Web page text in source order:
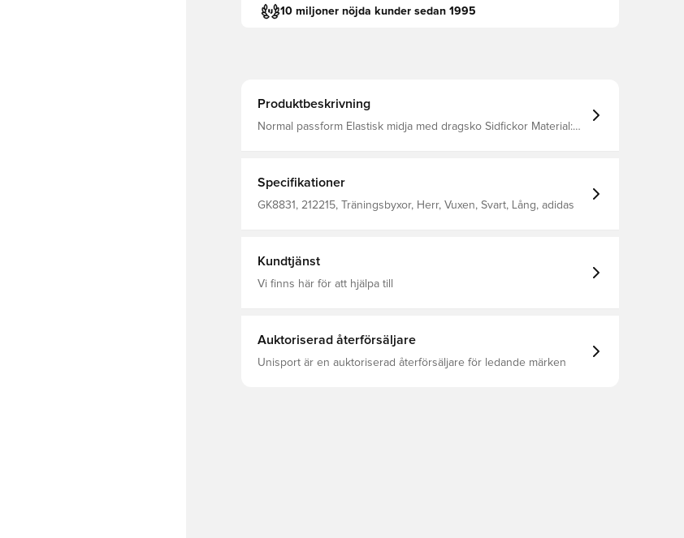
10 miljoner nöjda kunder sedan 1995
Produktbeskrivning
Normal passform Elastisk midja med dragsko Sidfickor Material:
Specifikationer
GK8831, 212215, Träningsbyxor, Herr, Vuxen, Svart, Lång, adidas
Kundtjänst
Vi finns här för att hjälpa till
Auktoriserad återförsäljare
Unisport är en auktoriserad återförsäljare för ledande märken